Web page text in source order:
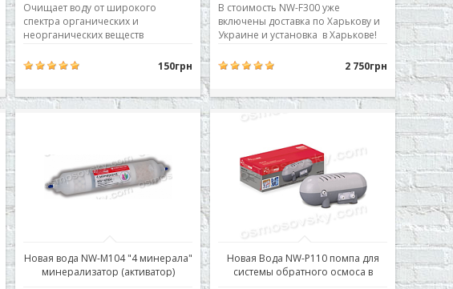
Очищает воду от широкого
спектра органических и
неорганических веществ
хлорорганические соединения,
и запах воды. Используемая
отфильтрованную воду адсорби..
150грн
В стоимость NW-F300 уже
включены доставка по Харькову и
Украине и установка в Харькове!
доочистки воды от механических
питьевым краном. 1-я ступень:
2 750грн
Новая вода NW-M104 "4 минерала"
минерализатор (активатор)
Новая Вода NW-P110 помпа для
системы обратного осмоса в